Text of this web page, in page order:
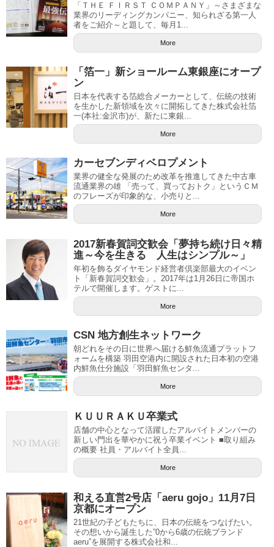
「ＴＨＥ ＦＩＲＳＴ ＣＯＭＰＡＮＹ」～さまざまな
業界のリーディングカンパニー、知られざる第一人
者をご紹介～と題して、毎月1...
More
「箔一」新ショールーム東銀座にオープ
ン
日本を代表する箔総合メーカーとして、伝統の技術
を生かした新領域を次々に開拓してきた株式会社箔
一(本社:金沢市)が、新たに東銀...
More
カーセブンディベロプメント
業界の健全な発展のため改革を推進してきた中古車
流通業界の雄 「売って、買っておトク」というＣＭ
のフレーズが印象的な、小売りと...
More
2017新春賀詞交歓会「夢持ち続け日々精
進～今を生きる 人生はシンプル～」
年初を飾るダイヤモンド経営者倶楽部最大のイベン
ト「新春賀詞交歓会」。2017年は1月26日に帝国ホ
テルで開催します。ゲストに...
More
CSN 地方創生ネットワーク
朝どれをその日に世界へ届ける鮮魚流通プラットフ
ォームを構築 羽田空港内に開設された日本初の空港
内鮮魚仕分施設「羽田鮮魚センタ...
More
ＫＵＵＲＡＫＵ卒業式
店舗の中心となって活躍したアルバイトメンバーの
新しい門出を華やかに祝う卒業イベント ■取り組み
の概要 社員・アルバイト全員...
More
和える直営2号店「aeru gojo」11月7日
京都にオープン
21世紀の子どもたちに、日本の伝統をつなげたい。
その想いから誕生した”0から6歳の伝統ブランド
aeru”を展開する株式会社和...